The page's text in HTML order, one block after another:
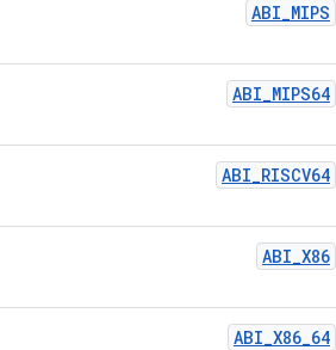
ABI_MIPS
ABI_MIPS64
ABI_RISCV64
ABI_X86
ABI_X86_64